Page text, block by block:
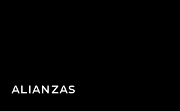
ALIANZAS